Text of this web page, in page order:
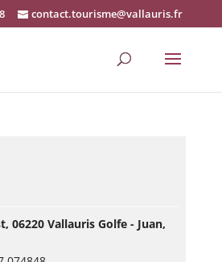
contact.tourisme@vallauris.fr
06220 Vallauris Golfe - Juan,